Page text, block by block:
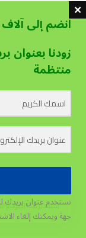
يستخدم هذا الموقع
انضم إلى
زودنا بعنوان
منتظمة
نستخدم عنوان
جهةويمكنك إلغاء